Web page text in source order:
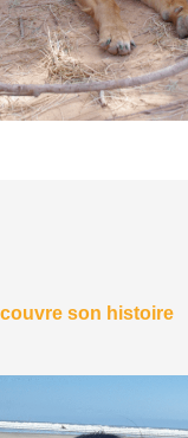
son histoire